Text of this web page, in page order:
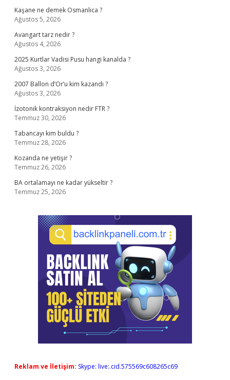
Kaşane ne demek Osmanlıca ?
Ağustos 5, 2026
Avangart tarz nedir ?
Ağustos 4, 2026
2025 Kurtlar Vadisi Pusu hangi kanalda ?
Ağustos 3, 2026
2007 Ballon d’Or’u kim kazandı ?
Ağustos 3, 2026
İzotonik kontraksiyon nedir FTR ?
Temmuz 30, 2026
Tabancayı kim buldu ?
Temmuz 28, 2026
Kozanda ne yetişir ?
Temmuz 26, 2026
BA ortalamayı ne kadar yükseltir ?
Temmuz 25, 2026
Reklam ve İletişim: Skype: live:.cid.575569c608265c69